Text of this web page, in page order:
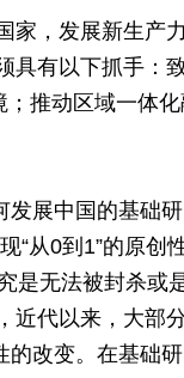
家，发展新生产力
具有以下抓手：
；推动区域一体化
发展中国的基础研
“从0到1”的原创
是无法被封杀或
近代以来，大部
的改变。在基础